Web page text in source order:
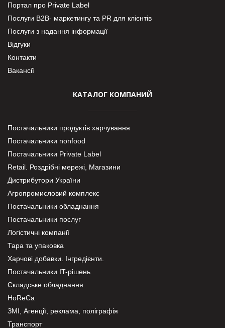
Портал про Private Label
Послуги В2В- маркетингу та PR для клієнтів
Послуги з надання інформації
Відгуки
Контакти
Вакансії
КАТАЛОГ КОМПАНИЙ
Постачальники продуктів харчування
Постачальники nonfood
Постачальники Private Label
Retail. Роздрібні мережі, Магазини
Дистрибутори України
Агропромисловий комплекс
Постачальники обладнання
Постачальники послуг
Логістичні компанії
Тара та упаковка
Харчові добавки. Інгредієнти.
Постачальники IT-рішень
Складське обладнання
HoReCa
ЗМІ, Агенції, реклама, поліграфія
Транспорт